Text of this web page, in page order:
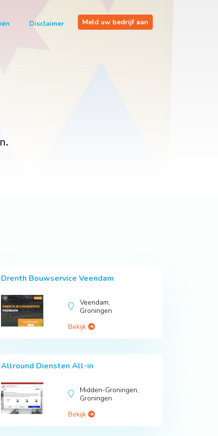
Disclaimer Meld uw bedrijf aan
Drenth Bouwservice Veendam
Veendam,
Groningen
Bekijk
Allround Diensten All-in
Midden-Groningen,
Groningen
Bekijk